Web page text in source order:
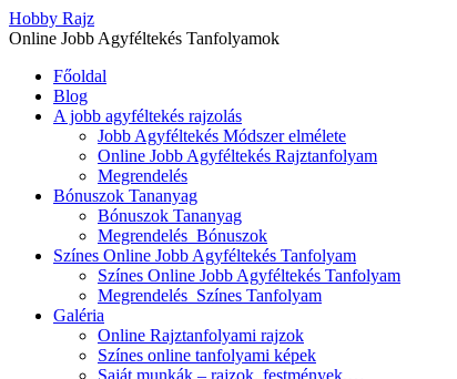
Hobby Rajz
Online Jobb Agyféltekés Tanfolyamok
Főoldal
Blog
A jobb agyféltekés rajzolás
Jobb Agyféltekés Módszer elmélete
Online Jobb Agyféltekés Rajztanfolyam
Megrendelés
Bónuszok Tananyag
Bónuszok Tananyag
Megrendelés_Bónuszok
Színes Online Jobb Agyféltekés Tanfolyam
Színes Online Jobb Agyféltekés Tanfolyam
Megrendelés_Színes Tanfolyam
Galéria
Online Rajztanfolyami rajzok
Színes online tanfolyami képek
Saját munkák – rajzok, festmények,…